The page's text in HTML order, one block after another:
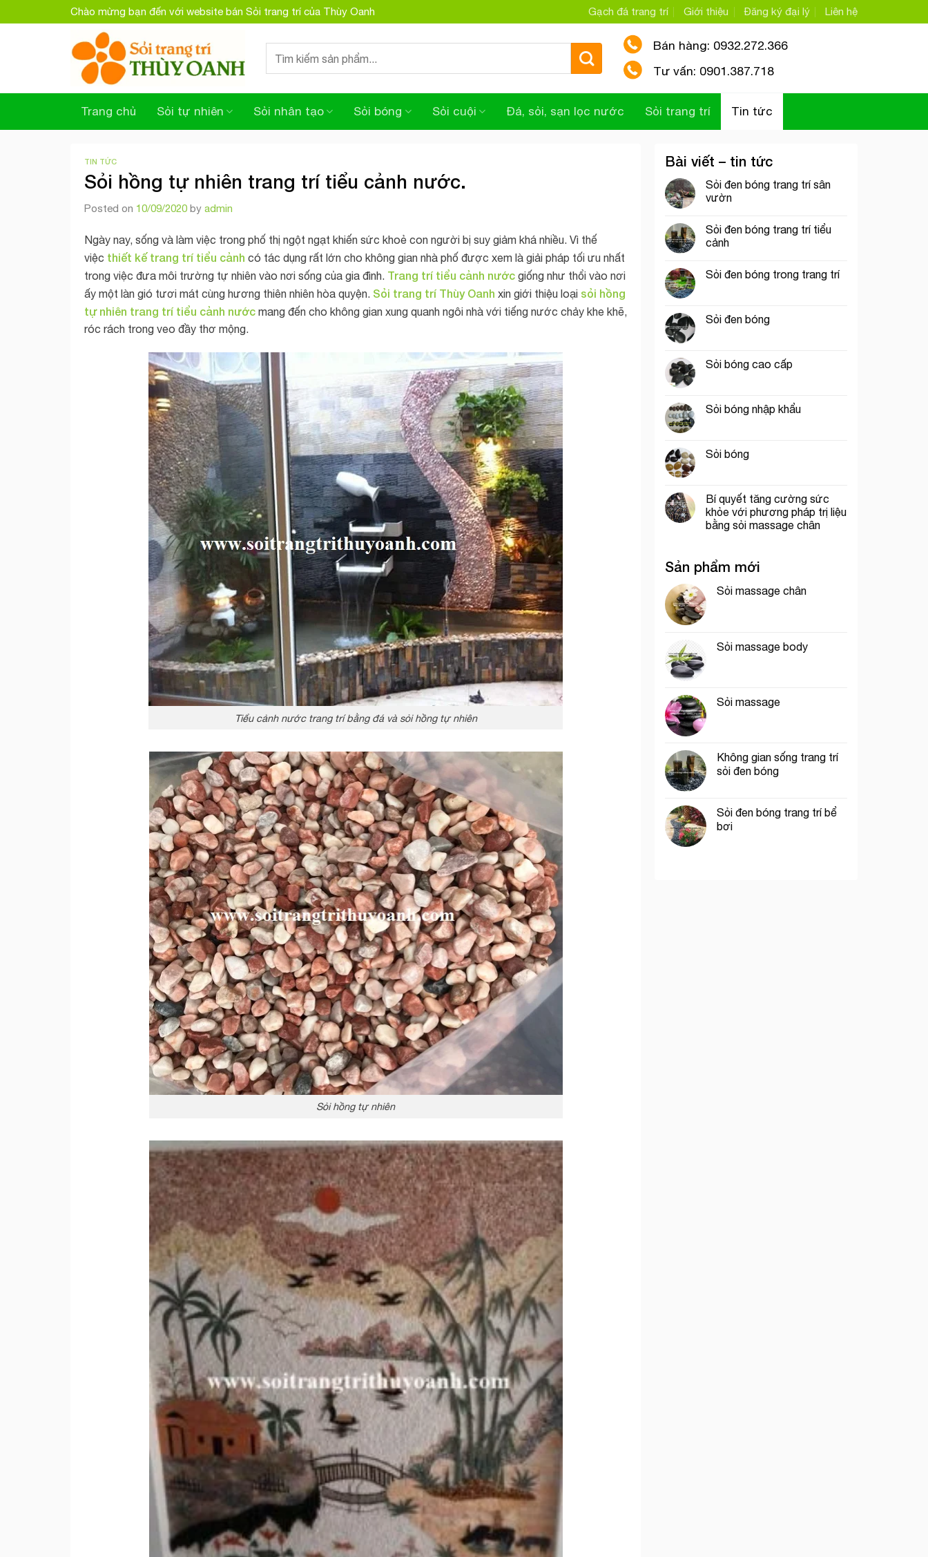
to
Chào mừng bạn đến với website bán Sỏi trang trí của Thùy Oanh Gạch đá trang trí Giới thiệu Đăng ký đại lý Liên hệ
Search
Bán hàng: 0932.272.366
Tư vấn: 0901.387.718
Trang chủ Sỏi tự nhiên Sỏi nhân tạo Sỏi bóng Sỏi cuội Đá, sỏi, sạn lọc nước Sỏi trang trí Tin tức
TIN TỨC
Sỏi hồng tự nhiên trang trí tiểu cảnh nước.
Posted on 10/09/2020 by admin
Ngày nay, sống và làm việc trong phố thị ngột ngạt khiến sức khoẻ con người bị suy giảm khá nhiều. Vì thế
việc thiết kế trang trí tiểu cảnh có tác dụng rất lớn cho không gian nhà phố được xem là giải pháp tối ưu nhất
trong việc đưa môi trường tự nhiên vào nơi sống của gia đình. Trang trí tiểu cảnh nước giống như thổi vào nơi
ấy một làn gió tươi mát cùng hương thiên nhiên hòa quyện. Sỏi trang trí Thùy Oanh xin giới thiệu loại sỏi hồng
tự nhiên trang trí tiểu cảnh nước mang đến cho không gian xung quanh ngôi nhà với tiếng nước chảy khe khẽ,
róc rách trong veo đầy thơ mộng.
Tiểu cảnh nước trang trí bằng đá và sỏi hồng tự nhiên
Sỏi hồng tự nhiên
Bài viết – tin tức
Sỏi đen bóng trang trí sân
vườn
Sỏi đen bóng trang trí tiểu
cảnh
Sỏi đen bóng trong trang trí
Sỏi đen bóng
Sỏi bóng cao cấp
Sỏi bóng nhập khẩu
Sỏi bóng
Bí quyết tăng cường sức
khỏe với phương pháp trị liệu
bằng sỏi massage chân
Sản phẩm mới
Sỏi massage chân
Sỏi massage body
Sỏi massage
Không gian sống trang trí
sỏi đen bóng
Sỏi đen bóng trang trí bể
bơi